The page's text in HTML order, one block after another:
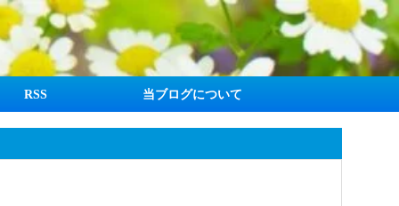
RSS 当ブログについて